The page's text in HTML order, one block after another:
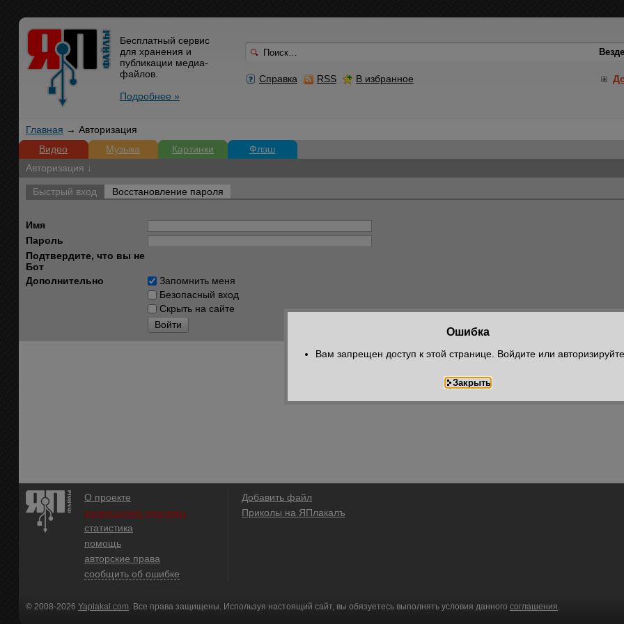
Справка RSS В избранное
Бесплатный сервис
для хранения и
публикации медиа-
файлов.
Подробнее »
Главная → Авторизация
Видео
Музыка Картинки
Флэш
Авторизация ↓
Быстрый вход Восстановление пароля
Имя
Пароль
Подтвердите, что вы не
Бот
Дополнительно
Запомнить меня
Безопасный вход
Скрыть на сайте
Войти
О проекте
размещение рекламы
статистика
помощь
авторские права
сообщить об ошибке
Добавить файл
Приколы на ЯПлакалъ
© 2008-2026 Yaplakal.com. Все права защищены. Используя настоящий сайт, вы обязуетесь выполнять условия данного соглашения.
Ошибка
Вам запрещен доступ к этой странице. Войдите или